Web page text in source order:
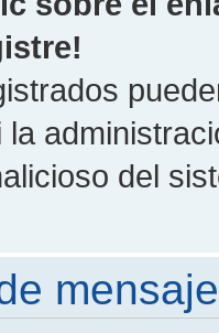
del